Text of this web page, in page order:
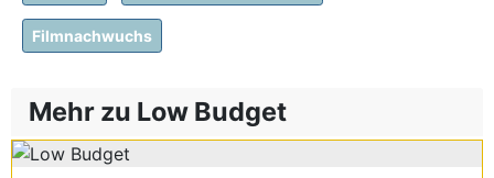
Filmnachwuchs
Mehr zu Low Budget